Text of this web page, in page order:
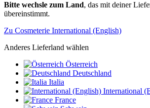
Bitte wechsle zum Land, das mit deiner
übereinstimmt.
Zu Cosmeterie International (English)
Anderes Lieferland wählen
Österreich
Deutschland
Italia
International
France